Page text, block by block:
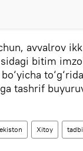
avvalrov
bitim
tashrif
Xitoy